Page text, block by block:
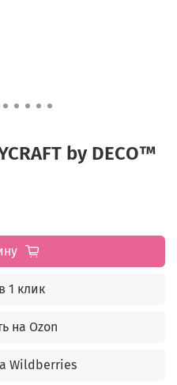
by DECO™
1 клик
на Ozon
Wildberries